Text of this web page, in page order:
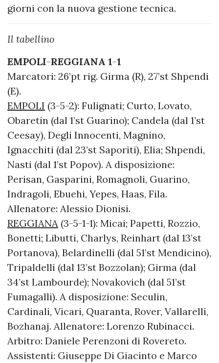
giorni con la nuova gestione tecnica.
Il tabellino
EMPOLI-REGGIANA 1-1
Marcatori: 26’pt rig. Girma (R), 27’st Shpendi
(E).
EMPOLI (3-5-2): Fulignati; Curto, Lovato,
Obaretin (dal 1’st Guarino); Candela (dal 1’st
Ceesay), Degli Innocenti, Magnino,
Ignacchiti (dal 23’st Saporiti), Elia; Shpendi,
Nasti (dal 1’st Popov). A disposizione:
Perisan, Gasparini, Romagnoli, Guarino,
Indragoli, Ebuehi, Yepes, Haas, Fila.
Allenatore: Alessio Dionisi.
REGGIANA (3-5-1-1): Micai; Papetti, Rozzio,
Bonetti; Libutti, Charlys, Reinhart (dal 13’st
Portanova), Belardinelli (dal 51’st Mendicino),
Tripaldelli (dal 13’st Bozzolan); Girma (dal
34’st Lambourde); Novakovich (dal 51’st
Fumagalli). A disposizione: Seculin,
Cardinali, Vicari, Quaranta, Rover, Vallarelli,
Bozhanaj. Allenatore: Lorenzo Rubinacci.
Arbitro: Daniele Perenzoni di Rovereto.
Assistenti: Giuseppe Di Giacinto e Marco